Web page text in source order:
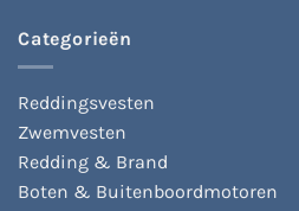
Categorieën
Reddingsvesten
Zwemvesten
Redding & Brand
Boten & Buitenboordmotoren